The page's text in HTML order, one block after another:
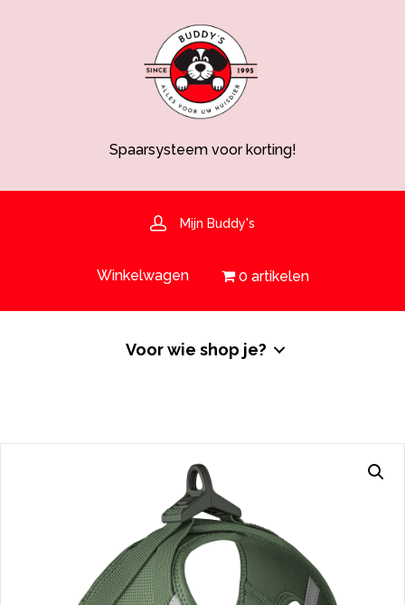
Spaarsysteem voor korting!
Voedingsdeskundige aanwezig
GRATIS verzending vanaf €50,-
Mijn Buddy's
Winkelwagen 0 artikelen
Voor wie shop je?